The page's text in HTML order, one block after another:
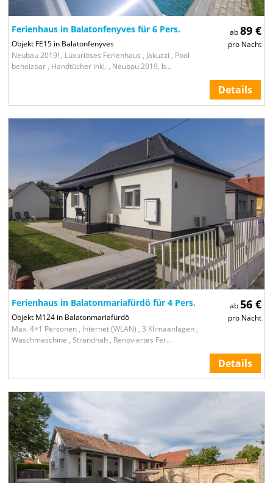
ab89 €
pro Nacht
Ferienhaus in Balatonfenyves für 6 Pers.
Objekt FE15 in Balatonfenyves
Neubau 2019! , Luxuriöses Ferienhaus , Jakuzzi , Pool
beheizbar , Handtücher inkl. , Neubau 2019, b...
Details
ab56 €
pro Nacht
Ferienhaus in Balatonmariafürdö für 4 Pers.
Objekt M124 in Balatonmariafürdö
Max. 4+1 Personen , Internet (WLAN) , 3 Klimaanlagen ,
Waschmaschine , Strandnah , Renoviertes Fer...
Details